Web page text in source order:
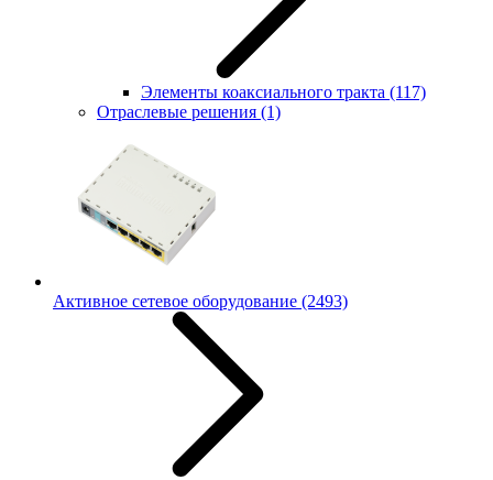
Элементы коаксиального тракта (117)
Отраслевые решения (1)
Активное сетевое оборудование (2493)